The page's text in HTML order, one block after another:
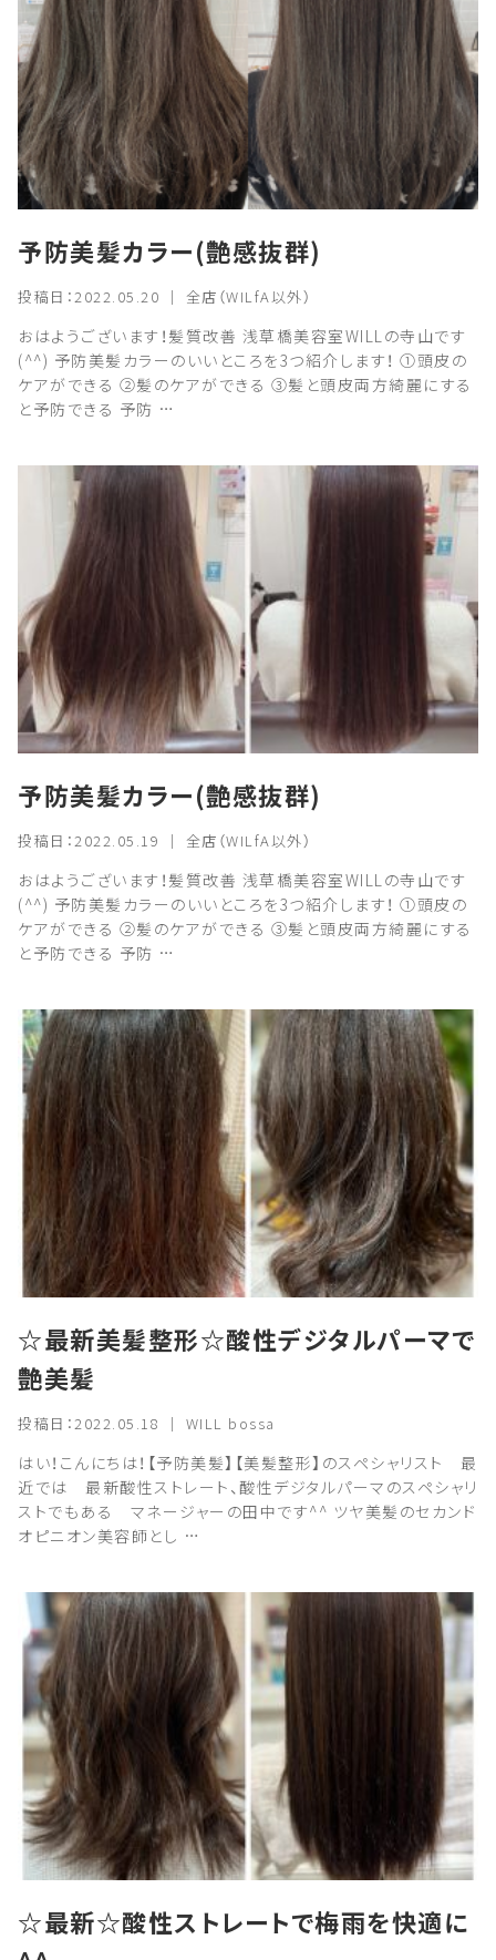
予防美髪カラー(艶感抜群)
投稿日：2022.05.20 ｜ 全店（WILfA以外）
おはようございます！髪質改善 浅草橋美容室WILLの寺山です
(^^) 予防美髪カラーのいいところを3つ紹介します！ ①頭皮の
ケアができる ②髪のケアができる ③髪と頭皮両方綺麗にする
と予防できる 予防 …
予防美髪カラー(艶感抜群)
投稿日：2022.05.19 ｜ 全店（WILfA以外）
おはようございます！髪質改善 浅草橋美容室WILLの寺山です
(^^) 予防美髪カラーのいいところを3つ紹介します！ ①頭皮の
ケアができる ②髪のケアができる ③髪と頭皮両方綺麗にする
と予防できる 予防 …
☆最新美髪整形☆酸性デジタルパーマで
艶美髪
投稿日：2022.05.18 ｜ WILL bossa
はい！こんにちは！【予防美髪】【美髪整形】のスペシャリスト 最
近では 最新酸性ストレート、酸性デジタルパーマのスペシャリ
ストでもある マネージャーの田中です^^ ツヤ美髪のセカンド
オピニオン美容師とし …
☆最新☆酸性ストレートで梅雨を快適に